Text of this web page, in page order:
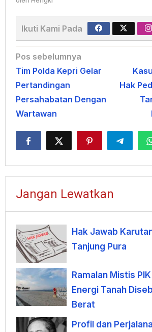
Ikuti Kami Pada
Navigasi
pos
Pos sebelumnya
Tim Polda Kepri Gelar
Pertandingan
Persahabatan Dengan
Wartawan
Hak
Jangan Lewatkan
Hak Jawab
Tanjung Pura
Ramalan Mistis
Energi Tanah
Berat
Profil dan